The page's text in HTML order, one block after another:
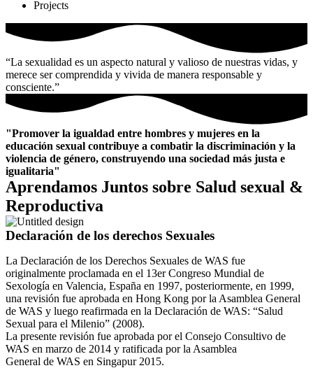
Projects
“La sexualidad es un aspecto natural y valioso de nuestras vidas, y
merece ser comprendida y vivida de manera responsable y
consciente.”
"Promover la igualdad entre hombres y mujeres en la
educación sexual contribuye a combatir la discriminación y la
violencia de género, construyendo una sociedad más justa e
igualitaria"
Aprendamos Juntos sobre Salud sexual &
Reproductiva
Declaración de los derechos Sexuales
La Declaración de los Derechos Sexuales de WAS fue
originalmente proclamada en el 13er Congreso Mundial de
Sexología en Valencia, España en 1997, posteriormente, en 1999,
una revisión fue aprobada en Hong Kong por la Asamblea General
de WAS y luego reafirmada en la Declaración de WAS: “Salud
Sexual para el Milenio” (2008).
La presente revisión fue aprobada por el Consejo Consultivo de
WAS en marzo de 2014 y ratificada por la Asamblea
General de WAS en Singapur 2015.